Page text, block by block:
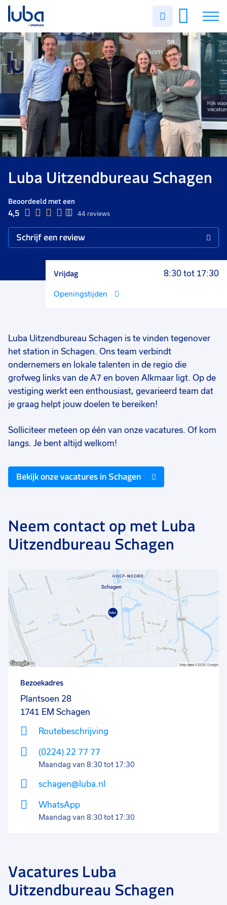
Uren
Vacatures
Over ons
Voor werkgevers
Contact
Luba Uitzendbureau Schagen
Beoordeeld met een
4,5 44 reviews
Schrijf een review
Vrijdag 8:30 tot 17:30
Openingstijden
Luba Uitzendbureau Schagen is te vinden tegenover
het station in Schagen. Ons team verbindt
ondernemers en lokale talenten in de regio die
grofweg links van de A7 en boven Alkmaar ligt. Op de
vestiging werkt een enthousiast, gevarieerd team dat
je graag helpt jouw doelen te bereiken!
Solliciteer meteen op één van onze vacatures. Of kom
langs. Je bent altijd welkom!
Bekijk onze vacatures in Schagen
Neem contact op met Luba
Uitzendbureau Schagen
Bezoekadres
Plantsoen 28
1741 EM Schagen
Routebeschrijving
(0224) 22 77 77
Maandag van 8:30 tot 17:30
schagen@luba.nl
WhatsApp
Maandag van 8:30 tot 17:30
Vacatures Luba
Uitzendbureau Schagen